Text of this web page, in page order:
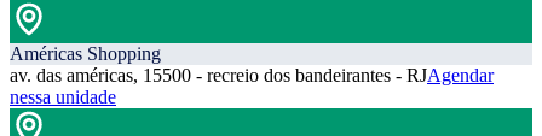
Américas Shopping
av. das américas, 15500 - recreio dos bandeirantes - RJAgendar
nessa unidade